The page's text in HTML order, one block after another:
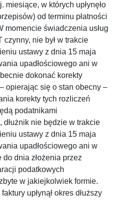
w których upłynęło
od terminu płatności
momencie świadczenia usług
czynny, nie był w trakcie
ustawy z dnia 15 maja
upadłościowego ani w
dokonać korekty
opierając się o stan obecny –
korekty tych rozliczeń
podatnikami
nie będzie w trakcie
ustawy z dnia 15 maja
upadłościowego ani w
dnia złożenia przez
podatkowych
w jakiejkolwiek formie.
upłynął okres dłuższy